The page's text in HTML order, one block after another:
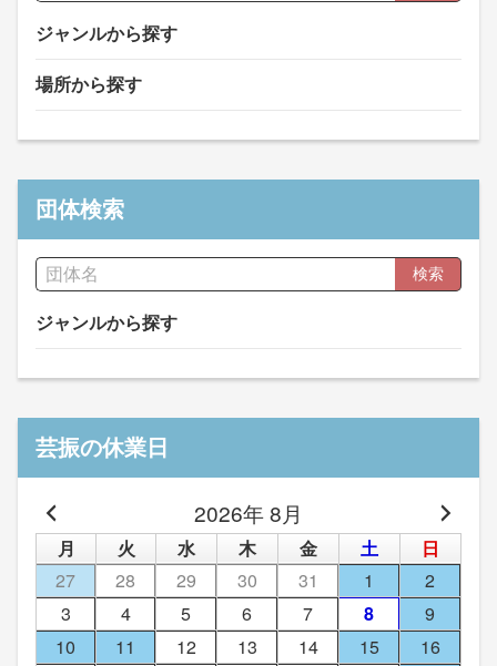
ジャンルから探す
場所から探す
団体検索
検索
ジャンルから探す
芸振の休業日
2026年 8月
月 火 水 木 金 土
日
27
28 29 30 31 1
2
3
4 5 6 7 8
9
10
11 12 13 14 15
16